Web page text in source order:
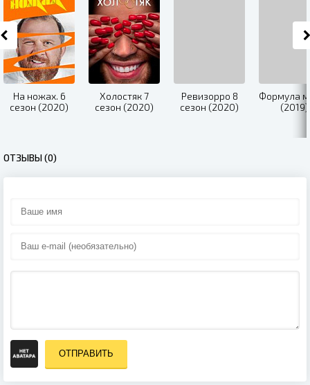
На ножах. 6
сезон (2020)
Холостяк 7
сезон (2020)
Ревизорро 8
сезон (2020)
Формула
(2019)
ОТЗЫВЫ (0)
ОТПРАВИТЬ